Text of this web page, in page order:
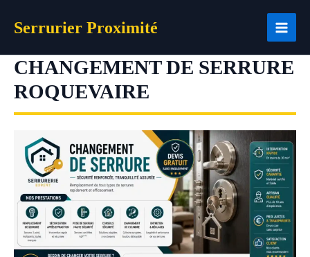
Serrurier Proximité
CHANGEMENT DE SERRURE
ROQUEVAIRE